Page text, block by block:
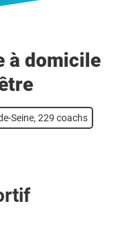
à domicile
Seine, 229 coachs